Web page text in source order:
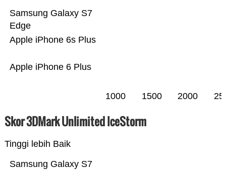
Apple iPhone 6 Plus
Apple iPhone 6s Plus
Samsung Galaxy S7
Edge
1000 1500 2000
Skor 3DMark Unlimited IceStorm
Tinggi lebih Baik
Samsung Galaxy S7